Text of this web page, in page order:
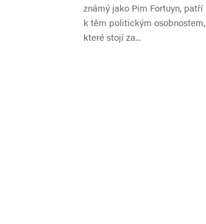
známý jako Pim Fortuyn, patří
k těm politickým osobnostem,
které stojí za...